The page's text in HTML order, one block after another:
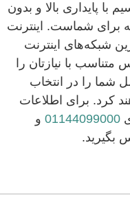
با پایداری بالا و بدون
برای شماست. اینترنت
شبکه‌های اینترنت
با نیازتان را
شما را در انتخاب
کرد. برای اطلاعات
01144099000 و
بگیرید.